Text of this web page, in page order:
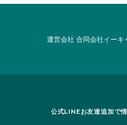
運営会社 合同会社イーキ
公式LINEお友達追加で